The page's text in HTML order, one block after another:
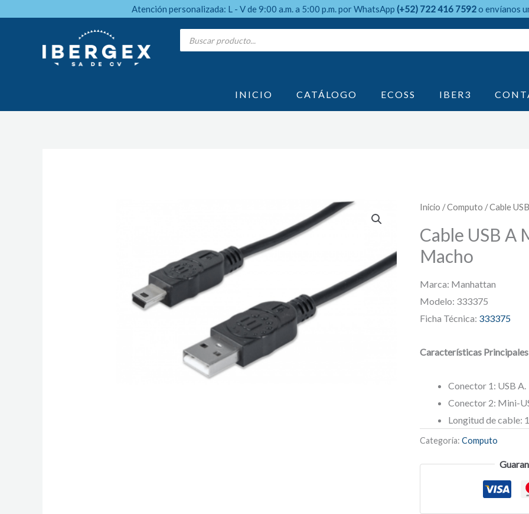
Atención personalizada: L - V de 9:00 a.m. a 5:00 p.m. por WhatsApp (+52) 722 416 7592o envíanos
Products
search
INICIO CATÁLOGO ECOSS IBER3
Inicio /Computo / Cable
Cable USB A
Macho
Marca: Manhattan
Modelo: 333375
Ficha Técnica: 333375
Características
Conector 1: USB A.
Conector 2: Mini-
Longitud de cable:
Categoría:Computo